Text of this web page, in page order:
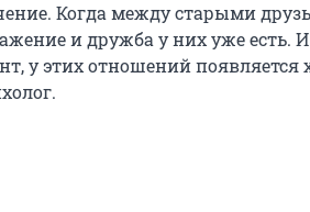
Когда между старыми
и дружба у них уже есть.
у этих отношений появляется